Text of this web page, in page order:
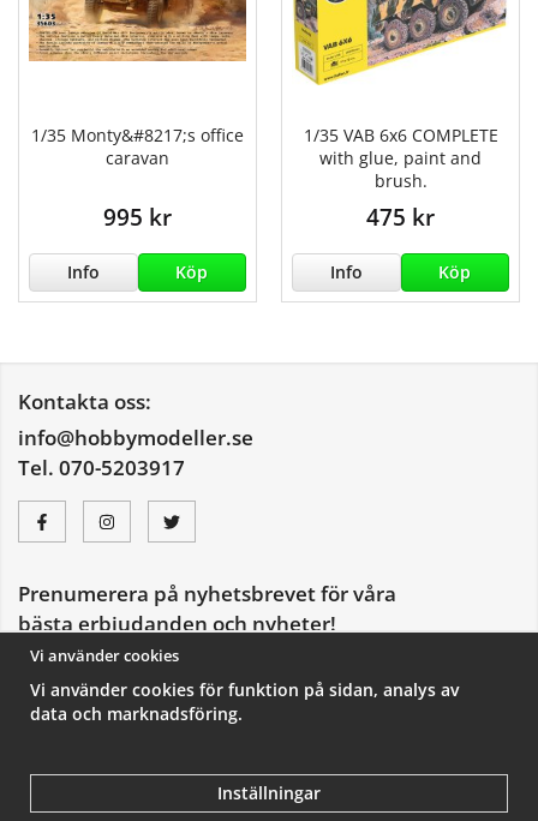
1/35 Monty&#8217;s office
caravan
995 kr
Info Köp
1/35 VAB 6x6 COMPLETE
with glue, paint and
brush.
475 kr
Info Köp
Kontakta oss:
info@hobbymodeller.se
Tel. 070-5203917
Prenumerera på nyhetsbrevet för våra
bästa erbjudanden och nyheter!
E-
postadress
De uppgifter du matar in kommer endast användas till våra nyhetsbrev.
Vi använder cookies
Vi använder cookies för funktion på sidan, analys av
data och marknadsföring.
Inställningar